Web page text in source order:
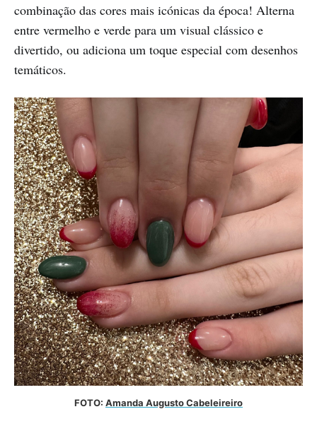
combinação das cores mais icónicas da época! Alterna
entre vermelho e verde para um visual clássico e
divertido, ou adiciona um toque especial com desenhos
temáticos.
FOTO: Amanda Augusto Cabeleireiro